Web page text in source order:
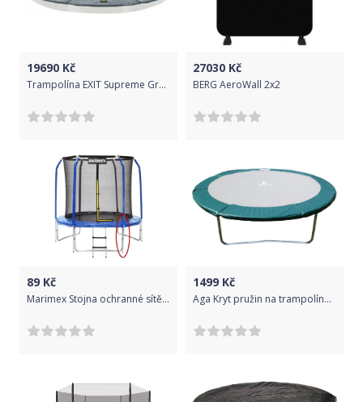
- Výška odrazové plochy od země: 65 cm
- Odrazová plocha materiál: PP MESH (vysoký odraz)
- Délka pružin: 14 cm
- Materiál ochranné sítě: PE Terylene
- Rám: Galvanizovaná ocel (průměr trubky 38 mm, tloušťka trubky
1,2 mm)
19690 Kč
Trampolína EXIT Supreme Ground Level 366 cm Šedá
27030 Kč
BERG AeroWall 2x2
89 Kč
Marimex Stojna ochranné sítě dolní k trampolínám 244 cm od r.2016
1499 Kč
Aga Kryt pružin na trampolínu 500 cm Dark Green